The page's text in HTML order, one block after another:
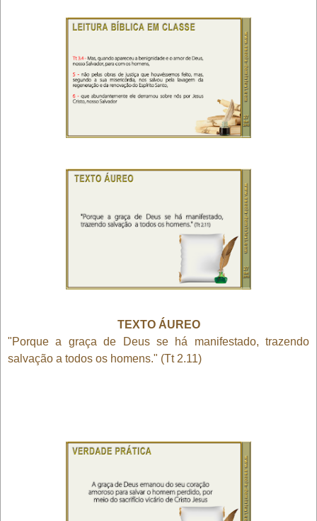
TEXTO ÁUREO
"Porque a graça de Deus se há manifestado, trazendo
salvação a todos os homens." (Tt 2.11)